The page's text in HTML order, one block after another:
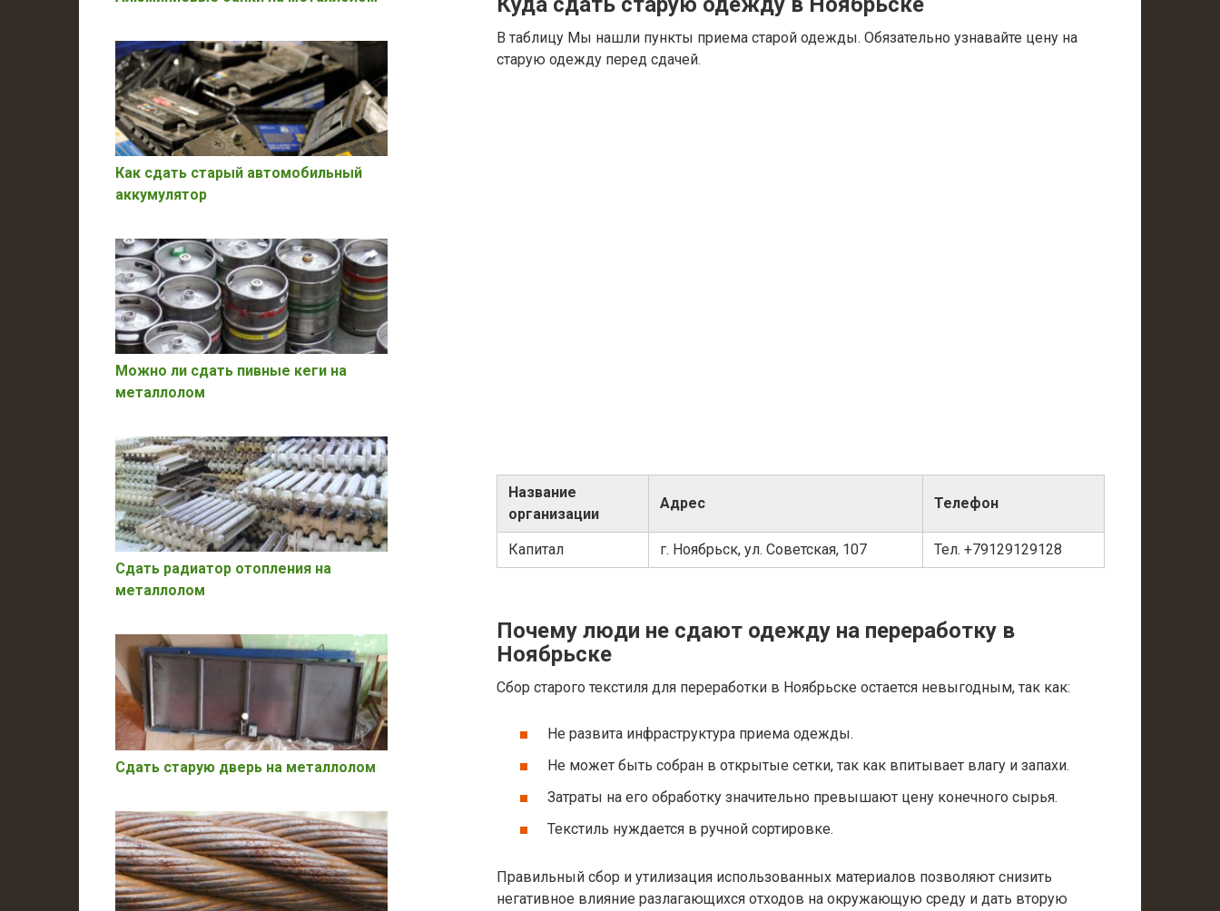
В таблицу Мы нашли пункты приема старой одежды. Обязательно узнавайте цену на
старую одежду перед сдачей.
Название
организации
Адрес Телефон
Капитал г. Ноябрьск, ул. Советская, 107 Тел. +79129129128
Почему люди не сдают одежду на переработку в
Ноябрьске
Сбор старого текстиля для переработки в Ноябрьске остается невыгодным, так как:
Не развита инфраструктура приема одежды.
Не может быть собран в открытые сетки, так как впитывает влагу и запахи.
Затраты на его обработку значительно превышают цену конечного сырья.
Текстиль нуждается в ручной сортировке.
Правильный сбор и утилизация использованных материалов позволяют снизить
негативное влияние разлагающихся отходов на окружающую среду и дать вторую
Как сдать старый автомобильный
аккумулятор
Можно ли сдать пивные кеги на
металлолом
Сдать радиатор отопления на
металлолом
Сдать старую дверь на металлолом